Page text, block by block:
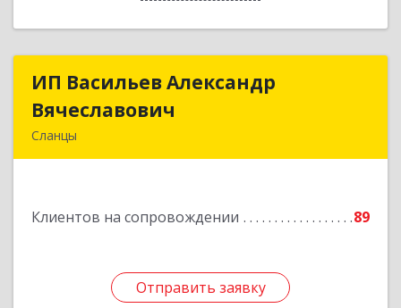
ИП Васильев Александр
Вячеславович
Сланцы
Клиентов на сопровождении 89
Отправить заявку
ИП Васильев Александр
Подробнее
Отправить заявку